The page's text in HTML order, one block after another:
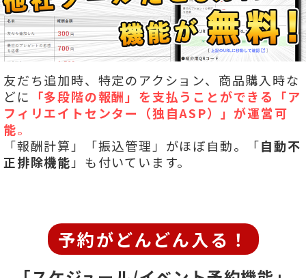
友だち追加時、特定のアクション、商品購入時な
どに 「多段階の報酬」を支払うことができる「ア
フィリエイトセンター（独自ASP）」が運営可
能。
「報酬計算」「振込管理」がほぼ自動。「自動不
正排除機能 」も付いています。
予約がどんどん入る！